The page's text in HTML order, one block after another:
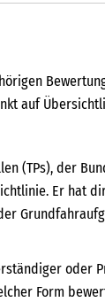
auf
(TPs), der
Er hat
oder
Form